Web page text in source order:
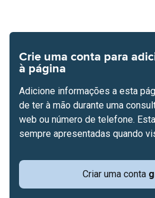
Crie uma conta para
à página
Criar uma conta
Adicione informações a esta
de ter à mão durante uma
web ou número de telefone.
sempre apresentadas quando